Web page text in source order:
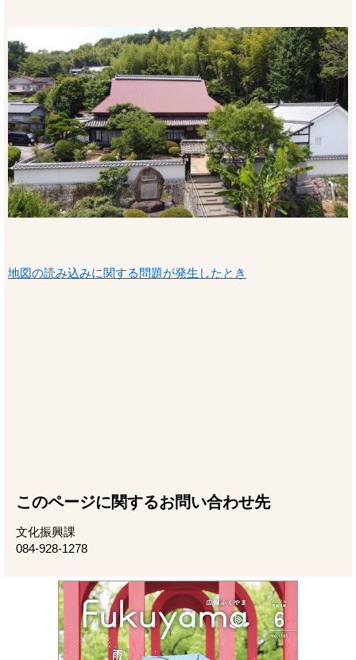
地図の読み込みに関する問題が発生したとき
このページに関するお問い合わせ先
文化振興課
084-928-1278